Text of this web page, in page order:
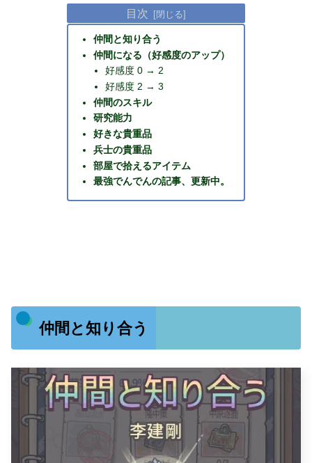
目次
仲間と知り合う
仲間になる（好感度のアップ）
好感度 0 → 2
好感度 2 → 3
仲間のスキル
研究能力
好きな貴重品
兵士の貴重品
部屋で拾えるアイテム
最強でんでんの記事、更新中。
仲間と知り合う